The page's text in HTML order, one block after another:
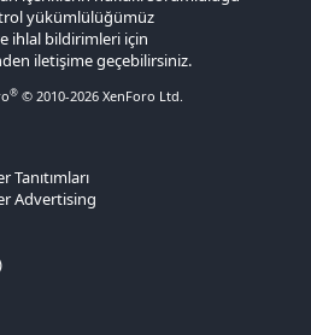
yükümlülüğümüz
ihlal bildirimleri için
iletişime geçebilirsiniz.
® © 2010-2026 XenForo Ltd.
Tanıtımları
Advertising